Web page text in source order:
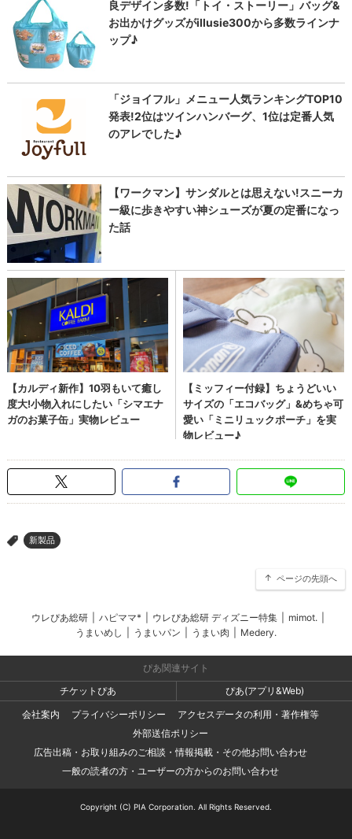
> 新製品
ページの先頭へ
ウレぴあ総研 ハピママ* ウレぴあ総研 ディズニー特集 mimot.
うまいめし
うまいパン うまい肉 Medery.
ぴあ関連サイト
チケットぴあ
ぴあ(アプリ&Web)
会社案内
プライバシーポリシー
アクセスデータの利用・著作権等
外部送信ポリシー
広告出稿・お取り組みのご相談・情報掲載・その他お問い合わせ
一般の読者の方・ユーザーの方からのお問い合わせ
Copyright (C) PIA Corporation. All Rights Reserved.